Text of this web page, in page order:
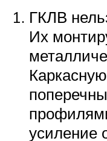
ГКЛВ
Их
усиление